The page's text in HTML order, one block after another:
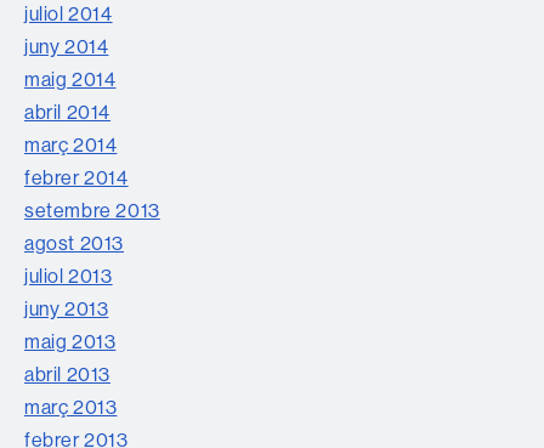
juliol 2014
juny 2014
maig 2014
abril 2014
març 2014
febrer 2014
setembre 2013
agost 2013
juliol 2013
juny 2013
maig 2013
abril 2013
març 2013
febrer 2013